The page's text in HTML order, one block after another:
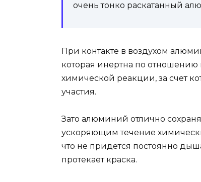
очень тонко раскатанный
При контакте в воздухом
которая инертна по
химической реакции, за счет
участия.
Зато алюминий отлично
ускоряющим течение
что не придется постоянно
протекает краска.